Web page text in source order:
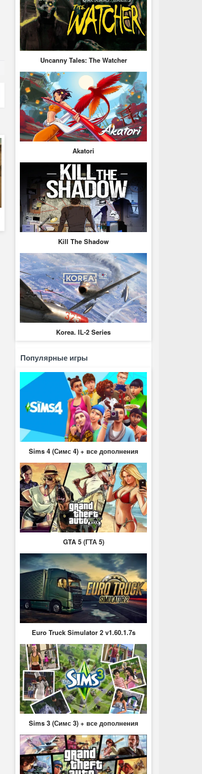
Uncanny Tales: The Watcher
Akatori
Kill The Shadow
Korea. IL-2 Series
Популярные игры
Sims 4 (Симс 4) + все дополнения
GTA 5 (ГТА 5)
Euro Truck Simulator 2 v1.60.1.7s
Sims 3 (Симс 3) + все дополнения